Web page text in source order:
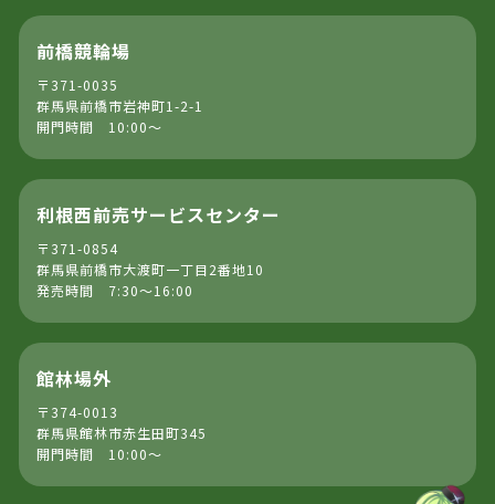
前橋競輪場
〒371-0035
群馬県前橋市岩神町1-2-1
開門時間 10:00～
利根西前売サービスセンター
〒371-0854
群馬県前橋市大渡町一丁目2番地10
発売時間 7:30～16:00
館林場外
〒374-0013
群馬県館林市赤生田町345
開門時間 10:00～